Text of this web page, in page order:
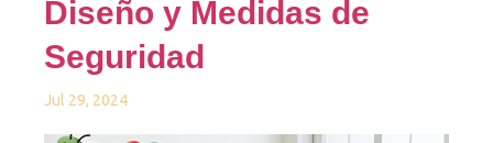
Diseño y Medidas de
Seguridad
Jul 29, 2024